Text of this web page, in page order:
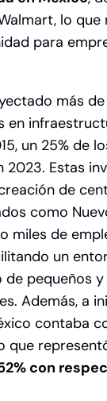
lo que
para
más de
en
un 25% de
2023. Estas
de
como
miles de
un
pequeños
Además, a
contaba
que
con